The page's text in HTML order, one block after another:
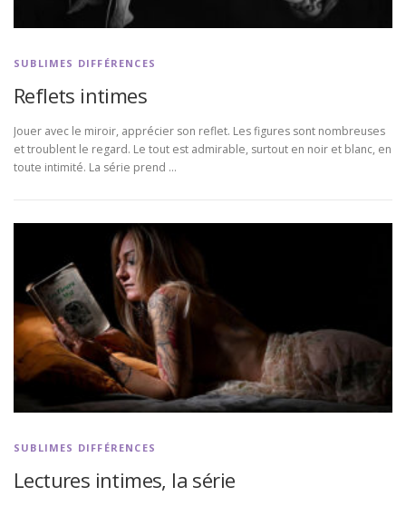
SUBLIMES DIFFÉRENCES
Reflets intimes
Jouer avec le miroir, apprécier son reflet. Les figures sont nombreuses
et troublent le regard. Le tout est admirable, surtout en noir et blanc, en
toute intimité. La série prend …
SUBLIMES DIFFÉRENCES
Lectures intimes, la série